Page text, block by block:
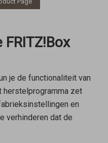
FRITZ!Box
je de functionaliteit van
herstelprogramma zet
en
verhinderen dat de